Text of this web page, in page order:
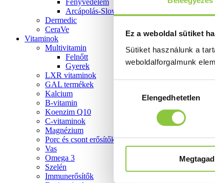
Ez a weboldal sütiket
Sütiket használunk a
weboldalforgalmunk
kiválasztásaElengedhetetlen
Megtagad
Fényvédelem
Arcápolás-Slow Age
Dermedic
CeraVe
Vitaminok
Multivitamin
Felnőtt
Gyerek
LXR vitaminok
GAL termékek
Kalcium
B-vitamin
Koenzim Q10
C-vitaminok
Magnézium
Porc és csont erősítők
Vas
Omega 3
Szelén
Immunerősítők